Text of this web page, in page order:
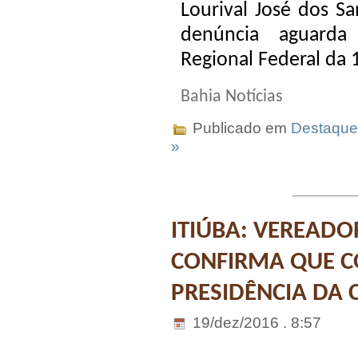
Lourival José dos
denúncia
Regional Federal da
Bahia Notícias
Publicado em
»
ITIÚBA:
CONFIRMA QUE
PRESIDÊNCIA DA
19/dez/2016 . 8:57